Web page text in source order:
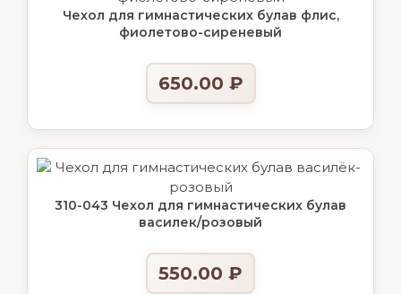
Чехол для гимнастических булав флис,
фиолетово-сиреневый
650.00 ₽
310-043 Чехол для гимнастических булав
василек/розовый
550.00 ₽